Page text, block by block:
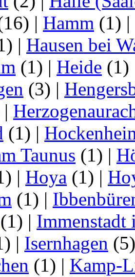
| Hamm (1) |
| Hausen bei
(1) | Heide (1)
(3) |
|
(1) |
Taunus (1) |
| Hoya (1) |
(1) |
(1) | Immenstadt
| Isernhagen
(1) | Kamp-